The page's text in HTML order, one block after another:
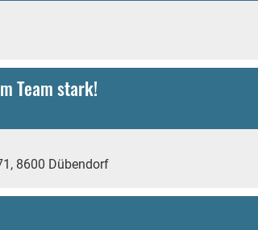
Team stark!
8600 Dübendorf